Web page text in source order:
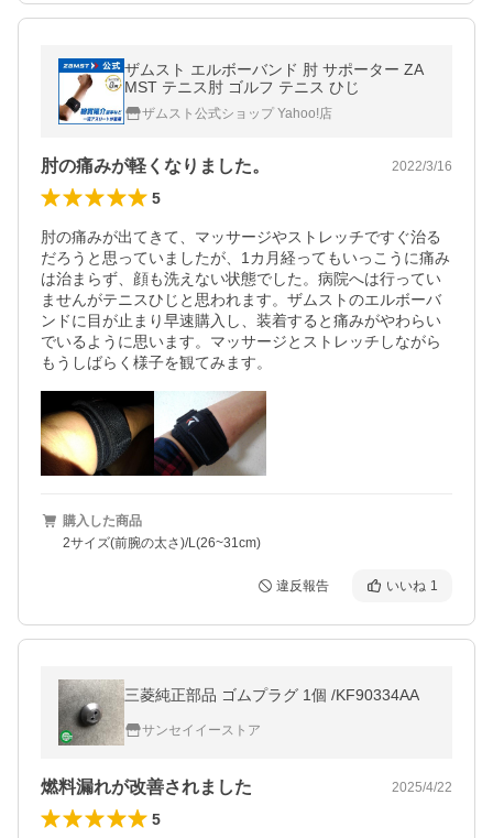
ザムスト エルボーバンド 肘 サポーター ZA
MST テニス肘 ゴルフ テニス ひじ
ザムスト公式ショップ Yahoo!店
肘の痛みが軽くなりました。 2022/3/16
5
肘の痛みが出てきて、マッサージやストレッチですぐ治る
だろうと思っていましたが、1カ月経ってもいっこうに痛み
は治まらず、顔も洗えない状態でした。病院へは行ってい
ませんがテニスひじと思われます。ザムストのエルボーバ
ンドに目が止まり早速購入し、装着すると痛みがやわらい
でいるように思います。マッサージとストレッチしながら
もうしばらく様子を観てみます。
購入した商品
2サイズ(前腕の太さ)/L(26~31cm)
違反報告 いいね 1
三菱純正部品 ゴムプラグ 1個 /KF90334AA
サンセイイーストア
燃料漏れが改善されました 2025/4/22
5